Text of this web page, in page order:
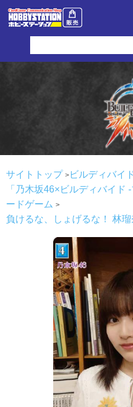
サイトトップ
ビルディバイ
「乃木坂46×ビルディバイド
ードゲーム
負けるな、しょげるな！ 林